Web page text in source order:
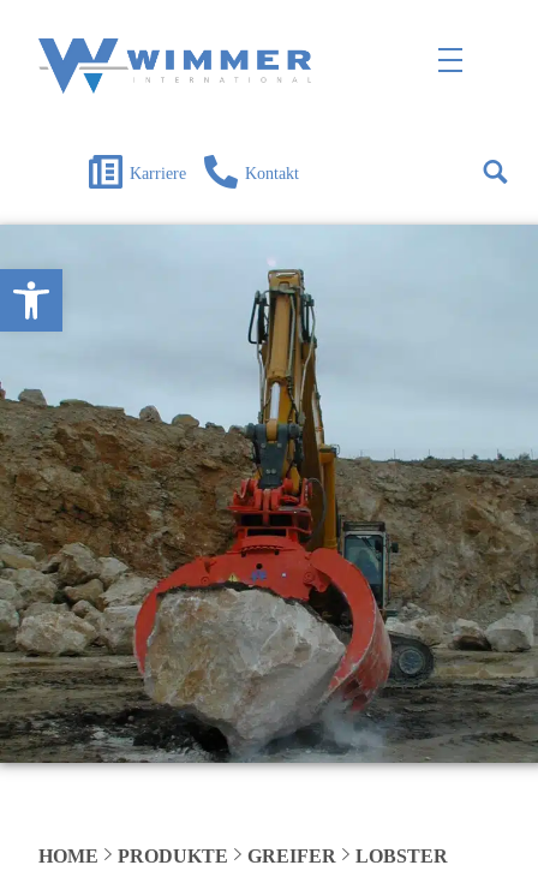
Open toolbar
Karriere Kontakt
HOME PRODUKTE GREIFER LOBSTER